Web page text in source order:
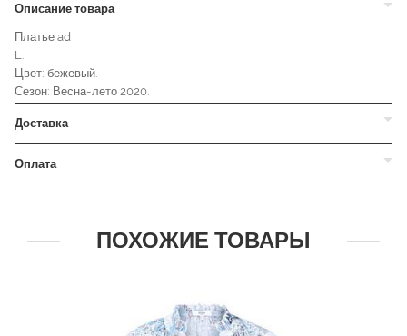
Описание товара
Платье ad
L.
Цвет: бежевый.
Сезон: Весна-лето 2020.
Доставка
Оплата
ПОХОЖИЕ ТОВАРЫ